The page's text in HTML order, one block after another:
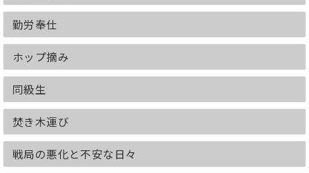
硫黄島玉砕
耐え忍ぶ日々、そして敗戦
学童疎開の子どもたち
軍事訓練
広島・長崎に新型爆弾投下！
敗戦
長野空襲のこと
進駐軍がやってきた
勤労奉仕
ホップ摘み
同級生
焚き木運び
戦局の悪化と不安な日々